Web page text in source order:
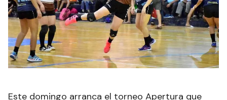
Este domingo arranca el torneo Apertura que